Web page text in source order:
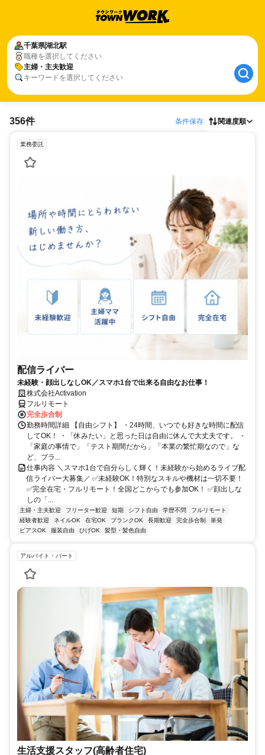
千葉県湖北駅
職種を選択してください
主婦・主夫歓迎
キーワードを選択してください
356件 条件保存 関連度順
業務委託
配信ライバー
未経験・顔出しなしOK／スマホ1台で出来る自由なお仕事！
株式会社Activation
フルリモート
完全歩合制
勤務時間詳細 【自由シフト】 ・24時間、いつでも好きな時間に配信
してOK！ ・「休みたい」と思った日は自由に休んで大丈夫です。 ・
「家庭の事情で」「テスト期間だから」「本業の繁忙期なので」な
ど、プラ...
仕事内容 ＼スマホ1台で自分らしく輝く！未経験から始めるライブ配
信ライバー大募集／ ✅未経験OK！特別なスキルや機材は一切不要！
✅完全在宅・フルリモート！全国どこからでも参加OK！ ✅顔出しな
しの「...
主婦・主夫歓迎 フリーター歓迎 短期 シフト自由 学歴不問
フルリモート
経験者歓迎
ネイルOK 在宅OK ブランクOK 長期歓迎 完全歩合制
単発
ピアスOK
服装自由 ひげOK 髪型・髪色自由
アルバイト・パート
生活支援スタッフ(高齢者住宅)